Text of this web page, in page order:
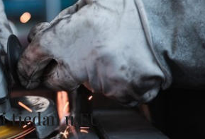
tjedan u EU